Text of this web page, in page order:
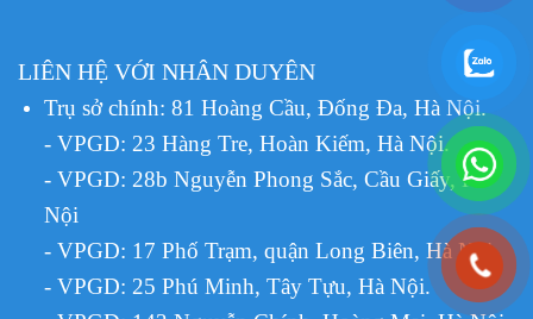
LIÊN HỆ VỚI NHÂN DUYÊN
Trụ sở chính: 81 Hoàng Cầu, Đống Đa, Hà Nội.
- VPGD: 23 Hàng Tre, Hoàn Kiếm, Hà Nội.
- VPGD: 28b Nguyễn Phong Sắc, Cầu Giấy, Hà
Nội
- VPGD: 17 Phố Trạm, quận Long Biên, Hà Nội.
- VPGD: 25 Phú Minh, Tây Tựu, Hà Nội.